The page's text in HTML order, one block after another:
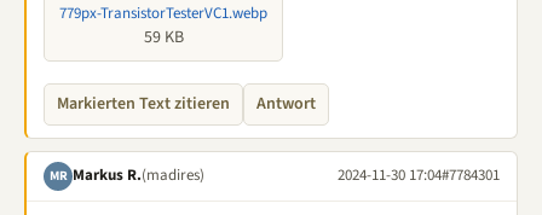
779px-TransistorTesterVC1.webp
59 KB
Markierten Text zitieren Antwort
MR Markus R.(madires) 2024-11-30 17:04#7784301